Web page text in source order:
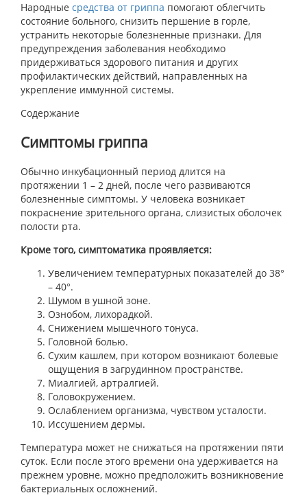
Народные средства от гриппа помогают облегчить
состояние больного, снизить першение в горле,
устранить некоторые болезненные признаки. Для
предупреждения заболевания необходимо
придерживаться здорового питания и других
профилактических действий, направленных на
укрепление иммунной системы.
Содержание
Симптомы гриппа
Обычно инкубационный период длится на
протяжении 1 – 2 дней, после чего развиваются
болезненные симптомы. У человека возникает
покраснение зрительного органа, слизистых оболочек
полости рта.
Кроме того, симптоматика проявляется:
Увеличением температурных показателей до 38°
– 40°.
Шумом в ушной зоне.
Ознобом, лихорадкой.
Снижением мышечного тонуса.
Головной болью.
Сухим кашлем, при котором возникают болевые
ощущения в загрудинном пространстве.
Миалгией, артралгией.
Головокружением.
Ослаблением организма, чувством усталости.
Иссушением дермы.
Температура может не снижаться на протяжении пяти
суток. Если после этого времени она удерживается на
прежнем уровне, можно предположить возникновение
бактериальных осложнений.